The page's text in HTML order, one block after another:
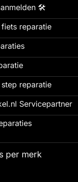
🛠️
reparatie
reparatie
Servicepartner
per merk